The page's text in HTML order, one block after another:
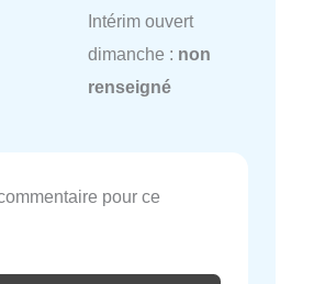
Intérim ouvert
dimanche : non
renseigné
pour ce